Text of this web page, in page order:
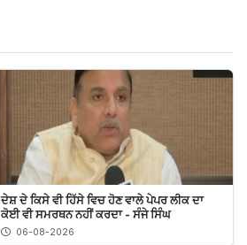
ਦੇਸ਼ ਦੇ ਕਿਸੇ ਵੀ ਹਿੱਸੇ ਵਿਚ ਹੋਣ ਵਾਲੇ ਪੇਪਰ ਲੀਕ ਦਾ
ਕੋਈ ਵੀ ਸਮਰਥਨ ਨਹੀਂ ਕਰਦਾ - ਸੰਜੇ ਸਿੰਘ
06-08-2026